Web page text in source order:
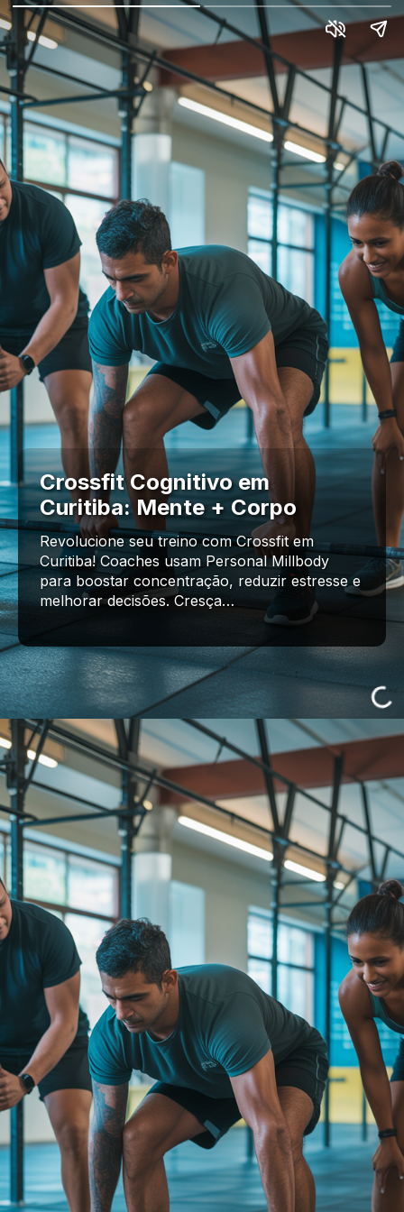
Crossfit Cognitivo em
Curitiba: Mente + Corpo
Revolucione seu treino com Crossfit em
Curitiba! Coaches usam Personal Millbody
para boostar concentração, reduzir estresse e
melhorar decisões. Cresça…